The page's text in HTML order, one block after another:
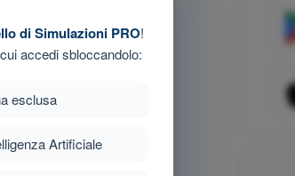
di Simulazioni PRO!
accedi sbloccandolo:
esclusa
Artificiale